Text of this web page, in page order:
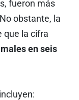
fueron más
obstante, la
que la cifra
en seis